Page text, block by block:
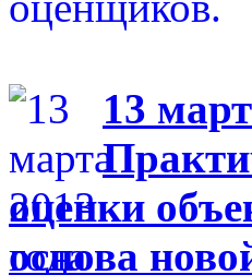
13
оценки
основа